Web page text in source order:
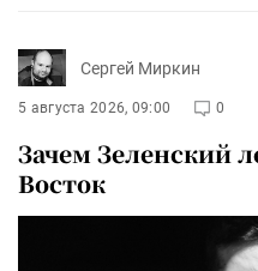
Сергей Миркин
5 августа 2026, 09:00 0
Зачем Зеленский
Восток